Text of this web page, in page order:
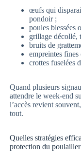
œufs qui
pondoir ;
poules blessées
grillage décollé,
bruits de
empreintes fines
crottes fuselées
Quand plusieurs
attendre le week-end
l’accès revient
tout.
Quelles stratégies
protection du poulailler